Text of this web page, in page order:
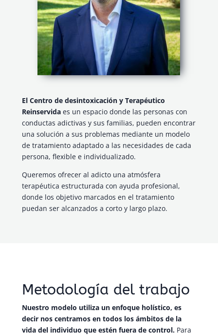
El Centro de desintoxicación y Terapéutico
Reinservidaes un espacio donde las personas con
conductas adictivas y sus familias, pueden encontrar
una solución a sus problemas mediante un modelo
de tratamiento adaptado a las necesidades de cada
persona, flexible e individualizado.
Queremos ofrecer al adicto una atmósfera
terapéutica estructurada con ayuda profesional,
donde los objetivo marcados en el tratamiento
puedan ser alcanzados a corto y largo plazo.
Metodología del trabajo
Nuestro modelo utiliza un enfoque holístico, es
decir nos centramos en todos los ámbitos de la
vida del individuo que estén fuera de control. Para